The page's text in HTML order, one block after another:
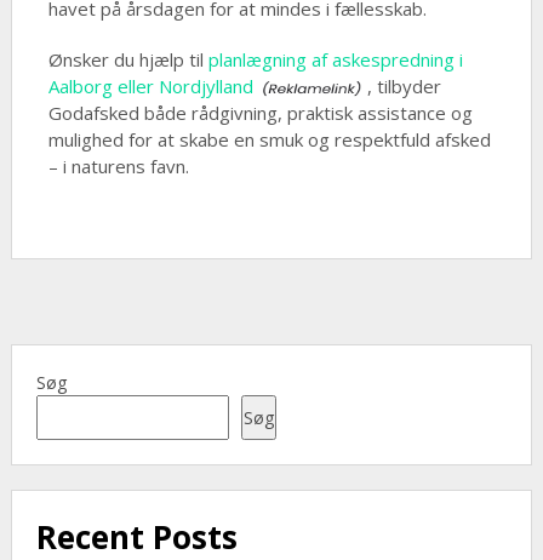
havet på årsdagen for at mindes i fællesskab.
Ønsker du hjælp til planlægning af askespredning i
Aalborg eller Nordjylland
, tilbyder
Godafsked både rådgivning, praktisk assistance og
mulighed for at skabe en smuk og respektfuld afsked
– i naturens favn.
Søg
Søg
Recent Posts